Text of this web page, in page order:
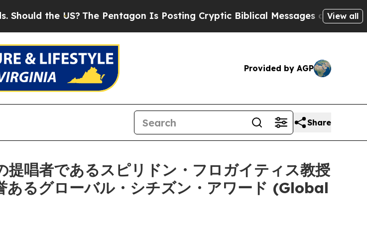
the US? The Pentagon Is Posting Cryptic Biblical Messages on Social Media
View all
Provided by AGP
Share
唱者であるスピリドン・フロガイティス教授
るグローバル・シチズン・アワード (Global